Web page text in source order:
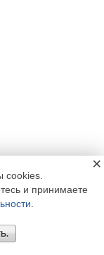
cookies.
и принимаете
×